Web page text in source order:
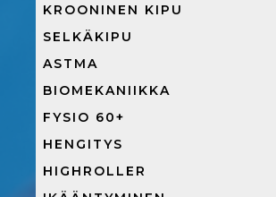
KROONINEN KIPU
SELKÄKIPU
ASTMA
BIOMEKANIIKKA
FYSIO 60+
HENGITYS
HIGHROLLER